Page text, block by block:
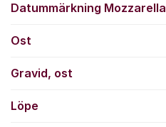
Datummärkning Mozzarella
Ost
Gravid, ost
Löpe